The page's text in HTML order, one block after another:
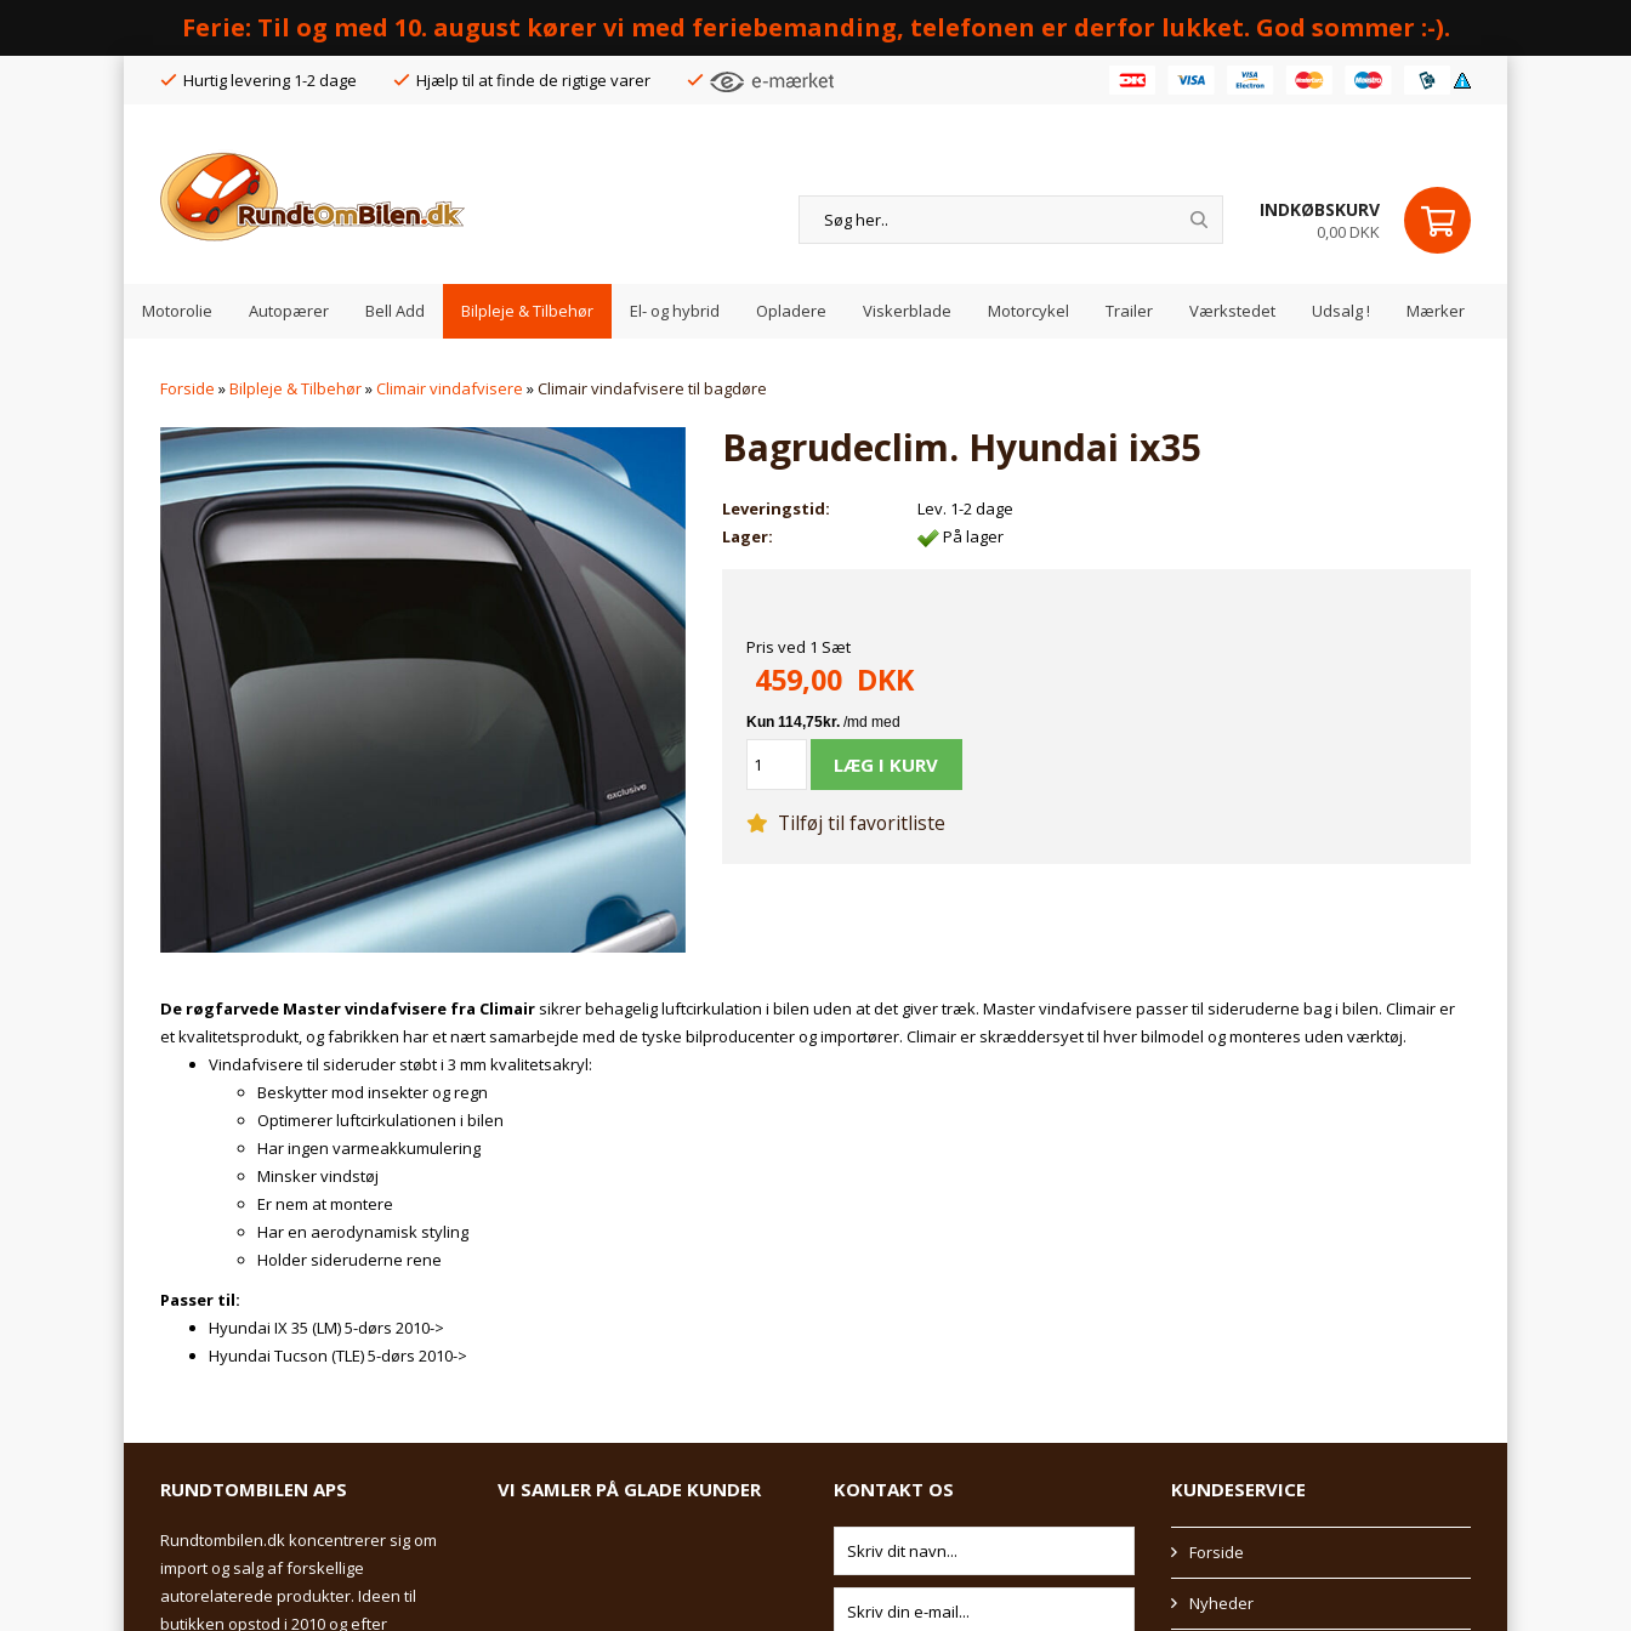
Ferie: Til og med 10. august kører vi med feriebemanding, telefonen er derfor lukket. God sommer :-).
Hurtig levering 1-2 dage Hjælp til at finde de rigtige varer
INDKØBSKURV
0,00 DKK
Motorolie Autopærer Bell Add Bilpleje & Tilbehør El- og hybrid Opladere Viskerblade Motorcykel Trailer Værkstedet Udsalg ! Mærker
Forside »Bilpleje & Tilbehør»Climair vindafvisere »Climair vindafvisere til bagdøre
Bagrudeclim. Hyundai ix35
Leveringstid:
Lev. 1-2 dage
Lager:
På lager
Pris ved 1 Sæt
459,00DKK
Tilføj til favoritliste
De røgfarvede Master vindafvisere fra Climair sikrer behagelig luftcirkulation i bilen uden at det giver træk. Master vindafvisere passer til sideruderne bag i bilen. Climair er
et kvalitetsprodukt, og fabrikken har et nært samarbejde med de tyske bilproducenter og importører. Climair er skræddersyet til hver bilmodel og monteres uden værktøj.
Vindafvisere til sideruder støbt i 3 mm kvalitetsakryl:
Beskytter mod insekter og regn
Optimerer luftcirkulationen i bilen
Har ingen varmeakkumulering
Minsker vindstøj
Er nem at montere
Har en aerodynamisk styling
Holder sideruderne rene
Passer til:
Hyundai IX 35 (LM) 5-dørs 2010->
Hyundai Tucson (TLE) 5-dørs 2010->
RUNDTOMBILEN APS
Rundtombilen.dk koncentrerer sig om
import og salg af forskellige
autorelaterede produkter. Ideen til
butikken opstod i 2010 og efter
VI SAMLER PÅ GLADE KUNDER KONTAKT OS KUNDESERVICE
Forside
Nyheder